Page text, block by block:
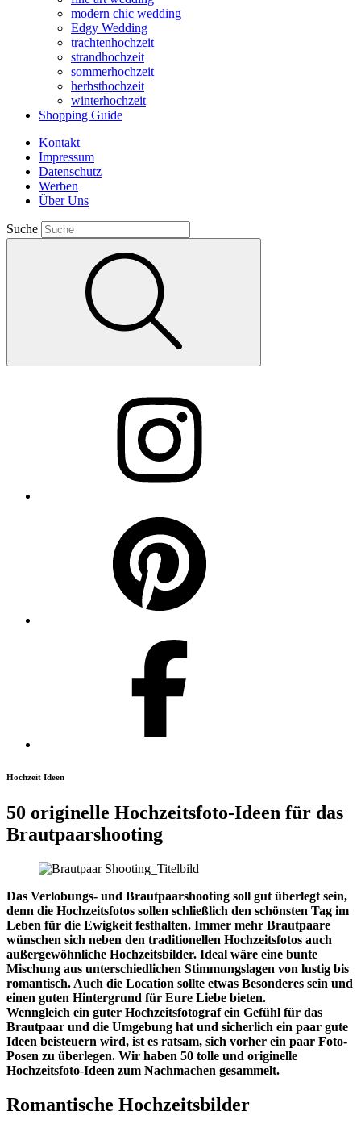
modern chic wedding
Edgy Wedding
trachtenhochzeit
strandhochzeit
sommerhochzeit
herbsthochzeit
winterhochzeit
Shopping Guide
Kontakt
Impressum
Datenschutz
Werben
Über Uns
Suche
Hochzeit Ideen
50 originelle Hochzeitsfoto-Ideen für das
Brautpaarshooting
Das Verlobungs- und Brautpaarshooting soll gut überlegt sein,
denn die Hochzeitsfotos sollen schließlich den schönsten Tag im
Leben für die Ewigkeit festhalten. Immer mehr Brautpaare
wünschen sich neben den traditionellen Hochzeitsfotos auch
außergewöhnliche Hochzeitsbilder. Ideal wäre eine bunte
Mischung aus unterschiedlichen Stimmungslagen von lustig bis
romantisch. Auch die Location sollte etwas Besonderes sein und
einen guten Hintergrund für Eure Liebe bieten.
Wenngleich ein guter Hochzeitsfotograf ein Gefühl für das
Brautpaar und die Umgebung hat und sicherlich ein paar gute
Ideen beisteuern wird, ist es ratsam, sich vorher ein paar Foto-
Posen zu überlegen. Wir haben 50 tolle und originelle
Hochzeitsfoto-Ideen zum Nachmachen gesammelt.
Romantische Hochzeitsbilder